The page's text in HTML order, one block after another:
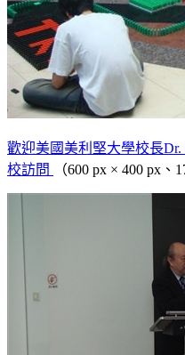
歡迎美國美利堅大學校長Dr.
校訪問
（600 px × 400 px、